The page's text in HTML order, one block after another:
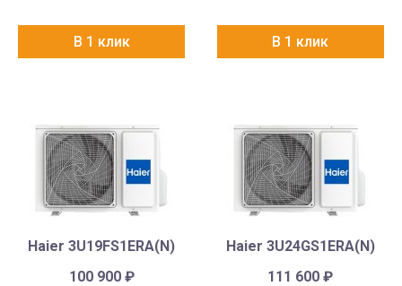
В 1 клик В 1 клик
Haier 3U19FS1ERA(N)
100 900 ₽
Haier 3U24GS1ERA(N)
111 600₽